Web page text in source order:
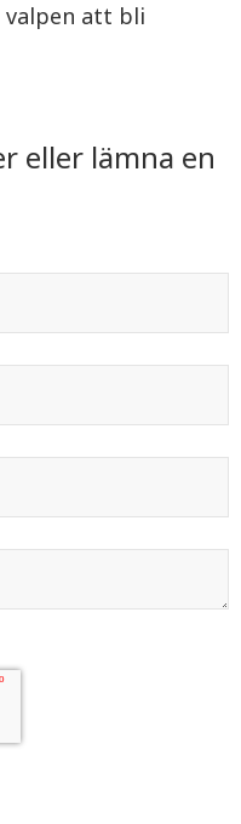
att bli
eller lämna en